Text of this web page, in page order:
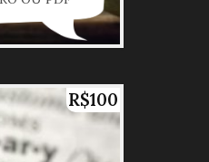
R$100